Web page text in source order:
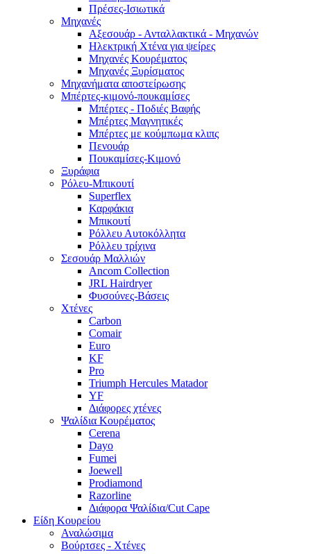
Πρέσες-Ισιωτικά
Μηχανές
Αξεσουάρ - Ανταλλακτικά - Μηχανών
Ηλεκτρική Χτένα για ψείρες
Μηχανές Κουρέματος
Μηχανές Ξυρίσματος
Μηχανήματα αποστείρωσης
Μπέρτες-κιμονό-πουκαμίσες
Μπέρτες - Ποδιές Βαφής
Μπέρτες Μαγνητικές
Μπέρτες με κούμπωμα κλιπς
Πενουάρ
Πουκαμίσες-Κιμονό
Ξυράφια
Ρόλευ-Μπικουτί
Superflex
Καρφάκια
Μπικουτί
Ρόλλευ Αυτοκόλλητα
Ρόλλευ τρίχινα
Σεσουάρ Μαλλιών
Ancom Collection
JRL Hairdryer
Φυσούνες-Βάσεις
Χτένες
Carbon
Comair
Euro
KF
Pro
Triumph Hercules Matador
YF
Διάφορες χτένες
Ψαλίδια Κουρέματος
Cerena
Dayo
Fumei
Joewell
Prodiamond
Razorline
Διάφορα Ψαλίδια/Cut Cape
Είδη Κουρείου
Αναλώσιμα
Βούρτσες - Χτένες